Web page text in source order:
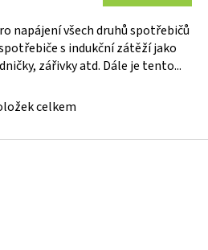
napájení všech druhů spotřebičů
s indukční zátěží jako
zářivky atd. Dále je tento...
O
l
celkem